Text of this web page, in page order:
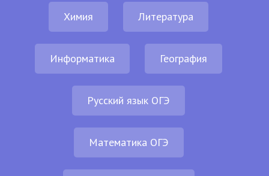
Химия Литература
Информатика География
Русский язык ОГЭ
Математика ОГЭ